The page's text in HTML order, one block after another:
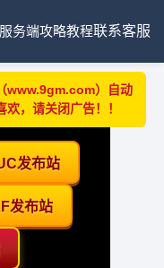
务端攻略教程联系客服
www.9gm.com）自动
，请关闭广告！！